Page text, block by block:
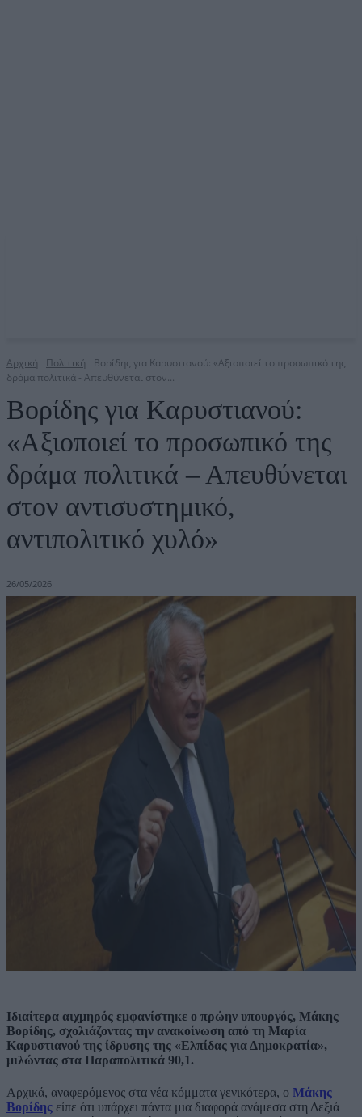
Αρχική Πολιτική
Βορίδης για Καρυστιανού: «Αξιοποιεί το προσωπικό της
δράμα πολιτικά - Απευθύνεται στον...
Βορίδης για Καρυστιανού:
«Αξιοποιεί το προσωπικό της
δράμα πολιτικά – Απευθύνεται
στον αντισυστημικό,
αντιπολιτικό χυλό»
26/05/2026
Ιδιαίτερα αιχμηρός εμφανίστηκε ο πρώην υπουργός, Μάκης
Βορίδης, σχολιάζοντας την ανακοίνωση από τη Μαρία
Καρυστιανού της ίδρυσης της «Ελπίδας για Δημοκρατία»,
μιλώντας στα Παραπολιτικά 90,1.
Αρχικά, αναφερόμενος στα νέα κόμματα γενικότερα, ο Μάκης
Βορίδης είπε ότι υπάρχει πάντα μια διαφορά ανάμεσα στη Δεξιά